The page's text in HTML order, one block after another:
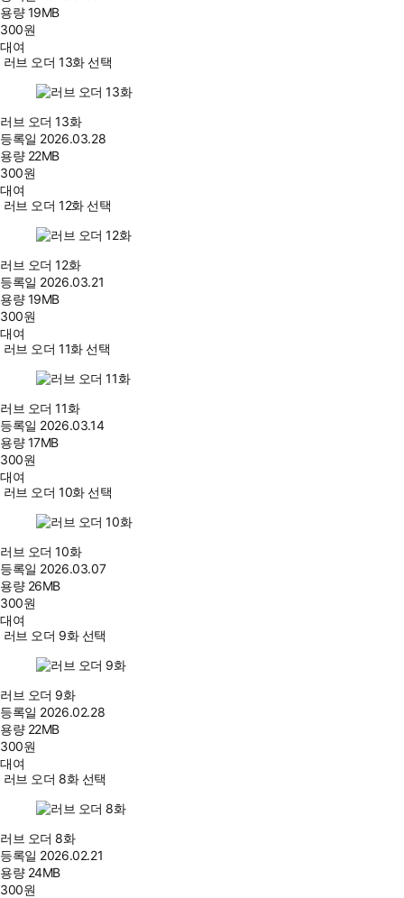
용량19MB
300원
대여
러브 오더 13화 선택
러브 오더 13화
등록일 2026.03.28
용량 22MB
300원
대여
러브 오더 12화 선택
러브 오더 12화
등록일 2026.03.21
용량19MB
300원
대여
러브 오더 11화 선택
러브 오더 11화
등록일 2026.03.14
용량17MB
300원
대여
러브 오더 10화 선택
러브 오더 10화
등록일 2026.03.07
용량 26MB
300원
대여
러브 오더 9화 선택
러브 오더 9화
등록일 2026.02.28
용량 22MB
300원
대여
러브 오더 8화 선택
러브 오더 8화
등록일 2026.02.21
용량 24MB
300원